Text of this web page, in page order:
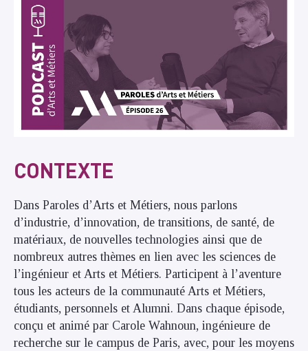
CONTEXTE
Dans Paroles d’Arts et Métiers, nous parlons
d’industrie, d’innovation, de transitions, de santé, de
matériaux, de nouvelles technologies ainsi que de
nombreux autres thèmes en lien avec les sciences de
l’ingénieur et Arts et Métiers. Participent à l’aventure
tous les acteurs de la communauté Arts et Métiers,
étudiants, personnels et Alumni. Dans chaque épisode,
conçu et animé par Carole Wahnoun, ingénieure de
recherche sur le campus de Paris, avec, pour les moyens